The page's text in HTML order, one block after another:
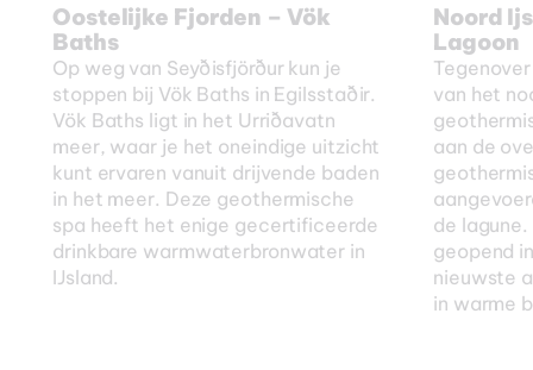
Oostelijke Fjorden – Vök
Baths
Op weg van Seyðisfjörður kun je
stoppen bij Vök Baths in Egilsstaðir.
Vök Baths ligt in het Urriðavatn
meer, waar je het oneindige uitzicht
kunt ervaren vanuit drijvende baden
in het meer. Deze geothermische
spa heeft het enige gecertificeerde
drinkbare warmwaterbronwater in
IJsland.
Noord
Lagoon
van het
aan de
de
geopend
nieuwste
in warme